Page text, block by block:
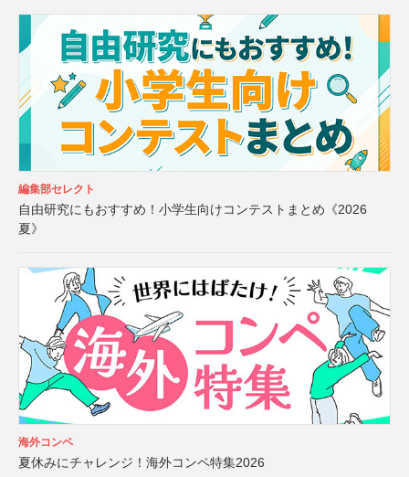
編集部セレクト
自由研究にもおすすめ！小学生向けコンテストまとめ《2026
夏》
海外コンペ
夏休みにチャレンジ！海外コンペ特集2026